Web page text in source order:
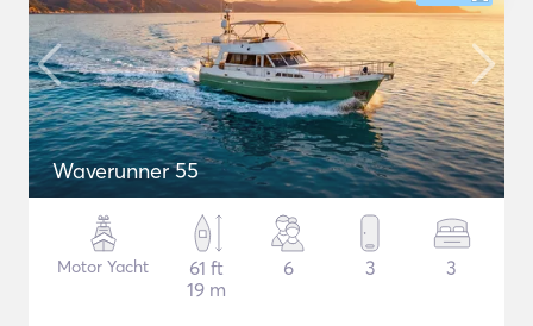
Waverunner 55
Motor Yacht
61 ft
19 m
6 3 3